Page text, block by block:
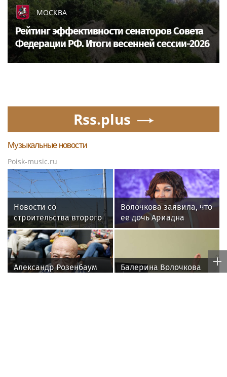
МОСКВА
Рейтинг эффективности сенаторов Совета
Федерации РФ. Итоги весенней сессии-2026
Rss.plus
Музыкальные новости
Poisk-music.ru
Новости со
строительства второго
этапа линии
«Славянка»
Волочкова заявила, что
ее дочь Ариадна
«совершила глупость»,
Александр Розенбаум
Балерина Волочкова